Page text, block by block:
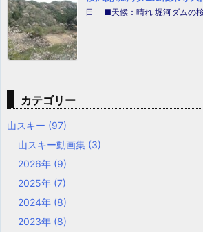
日 ■天候：晴れ 堀河ダムの
カテゴリー
山スキー (97)
山スキー動画集 (3)
2026年 (9)
2025年 (7)
2024年 (8)
2023年 (8)